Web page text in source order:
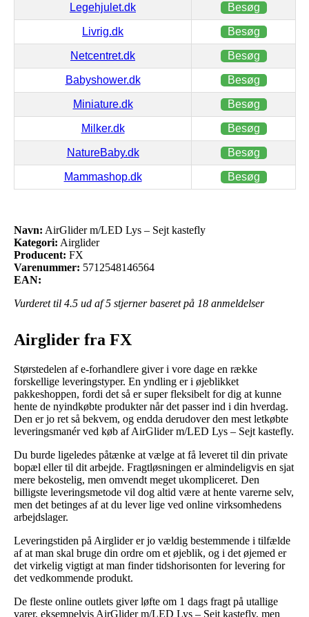
Legehjulet.dk Besøg
Livrig.dk Besøg
Netcentret.dk Besøg
Babyshower.dk Besøg
Miniature.dk Besøg
Milker.dk Besøg
NatureBaby.dk Besøg
Mammashop.dk Besøg
Navn: AirGlider m/LED Lys – Sejt kastefly
Kategori: Airglider
Producent: FX
Varenummer: 5712548146564
EAN:
Vurderet til 4.5 ud af 5 stjerner baseret på 18 anmeldelser
Airglider fra FX
Størstedelen af e-forhandlere giver i vore dage en række
forskellige leveringstyper. En yndling er i øjeblikket
pakkeshoppen, fordi det så er super fleksibelt for dig at kunne
hente de nyindkøbte produkter når det passer ind i din hverdag.
Den er jo ret så bekvem, og endda derudover den mest letkøbte
leveringsmanér ved køb af AirGlider m/LED Lys – Sejt kastefly.
Du burde ligeledes påtænke at vælge at få leveret til din private
bopæl eller til dit arbejde. Fragtløsningen er almindeligvis en sjat
mere bekostelig, men omvendt meget ukompliceret. Den
billigste leveringsmetode vil dog altid være at hente varerne selv,
men det betinges af at du lever lige ved online virksomhedens
arbejdslager.
Leveringstiden på Airglider er jo vældig bestemmende i tilfælde
af at man skal bruge din ordre om et øjeblik, og i det øjemed er
det virkelig vigtigt at man finder tidshorisonten for levering for
det vedkommende produkt.
De fleste online outlets giver løfte om 1 dags fragt på utallige
varer, eksempelvis AirGlider m/LED Lys – Sejt kastefly, men